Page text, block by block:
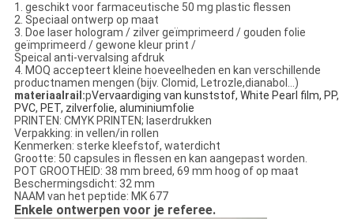
1. geschikt voor farmaceutische 50 mg plastic flessen
2. Speciaal ontwerp op maat
3. Doe laser hologram / zilver geïmprimeerd / gouden folie
geïmprimeerd / gewone kleur print /
Speical anti-vervalsing afdruk
4. MOQ accepteert kleine hoeveelheden en kan verschillende
productnamen mengen (bijv. Clomid, Letrozle,dianabol...)
materiaalrail:pVervaardiging van kunststof, White Pearl film, PP,
PVC, PET, zilverfolie, aluminiumfolie
PRINTEN: CMYK PRINTEN; laserdrukken
Verpakking: in vellen/in rollen
Kenmerken: sterke kleefstof, waterdicht
Grootte: 50 capsules in flessen en kan aangepast worden.
POT GROOTHEID: 38 mm breed, 69 mm hoog of op maat
Beschermingsdicht: 32 mm
NAAM van het peptide: MK 677
Enkele ontwerpen voor je referee.